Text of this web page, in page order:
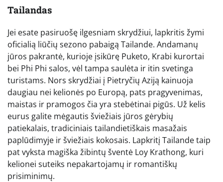
Tailandas
Jei esate pasiruošę ilgesniam skrydžiui, lapkritis žymi
oficialią liūčių sezono pabaigą Tailande. Andamanų
jūros pakrantė, kurioje įsikūrę Puketo, Krabi kurortai
bei Phi Phi salos, vėl tampa saulėta ir itin svetinga
turistams. Nors skrydžiai į Pietryčių Aziją kainuoja
daugiau nei kelionės po Europą, pats pragyvenimas,
maistas ir pramogos čia yra stebėtinai pigūs. Už kelis
eurus galite mėgautis šviežiais jūros gėrybių
patiekalais, tradiciniais tailandietiškais masažais
paplūdimyje ir šviežiais kokosais. Lapkritį Tailande taip
pat vyksta magiška žibintų šventė Loy Krathong, kuri
kelionei suteiks nepakartojamų ir romantiškų
prisiminimų.